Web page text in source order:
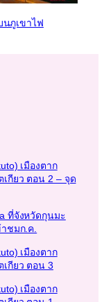
นภูเขาไฟ
เมืองตาก
กียว ตอน 2 – จุด
ที่จังหวัดกุนมะ
ชมก.ค.
เมืองตาก
กียว ตอน 3
เมืองตาก